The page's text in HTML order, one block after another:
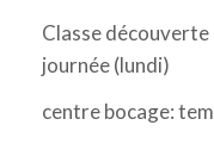
Classe
journée (lundi)
centre bocage: